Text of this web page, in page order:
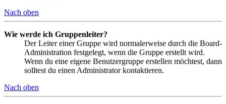
Nach oben
Wie werde ich Gruppenleiter?
Der Leiter einer Gruppe wird normalerweise durch die Board-
Administration festgelegt, wenn die Gruppe erstellt wird.
Wenn du eine eigene Benutzergruppe erstellen möchtest, dann
solltest du einen Administrator kontaktieren.
Nach oben